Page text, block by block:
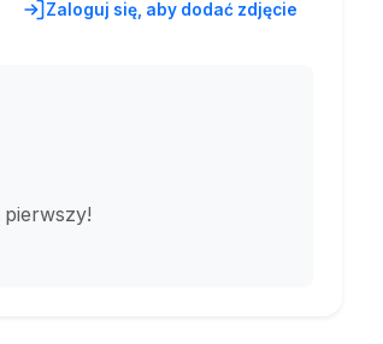
Zaloguj się, aby dodać zdjęcie
pierwszy!